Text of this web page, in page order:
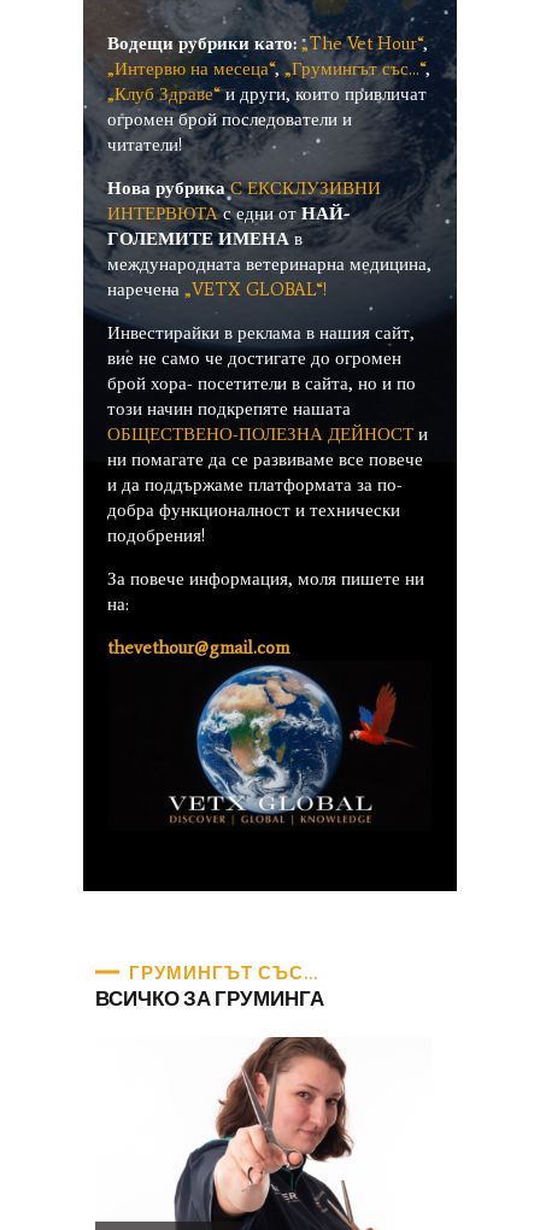
Водещи рубрики като: „The Vet Hour“,
„Интервю на месеца“, „Грумингът със…“,
„Клуб Здраве“и други, които привличат
огромен брой последователи и
читатели!
Нова рубрика С ЕКСКЛУЗИВНИ
ИНТЕРВЮТАс едни отНАЙ-
ГОЛЕМИТЕ ИМЕНА в
международната ветеринарна медицина,
наречена „VETX GLOBAL“!
Инвестирайки в реклама в нашия сайт,
вие не само че достигате до огромен
брой хора- посетители в сайта, но и по
този начин подкрепяте нашата
ОБЩЕСТВЕНО-ПОЛЕЗНА ДЕЙНОСТ и
ни помагате да се развиваме все повече
и да поддържаме платформата за по-
добра функционалност и технически
подобрения!
За повече информация, моля пишете ни
на:
thevethour@gmail.com
ГРУМИНГЪТ СЪС...
ВСИЧКО ЗА ГРУМИНГА